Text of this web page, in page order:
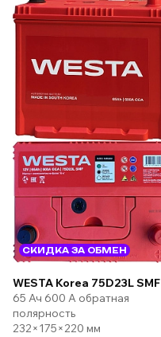
СКИДКА ЗА ОБМЕН
WESTA Korea 75D23L SMF
65 Ач 600 А обратная
полярность
232×175×220 мм